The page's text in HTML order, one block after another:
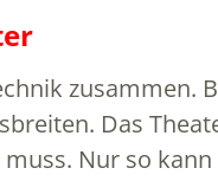
zusammen.
Das
Nur so